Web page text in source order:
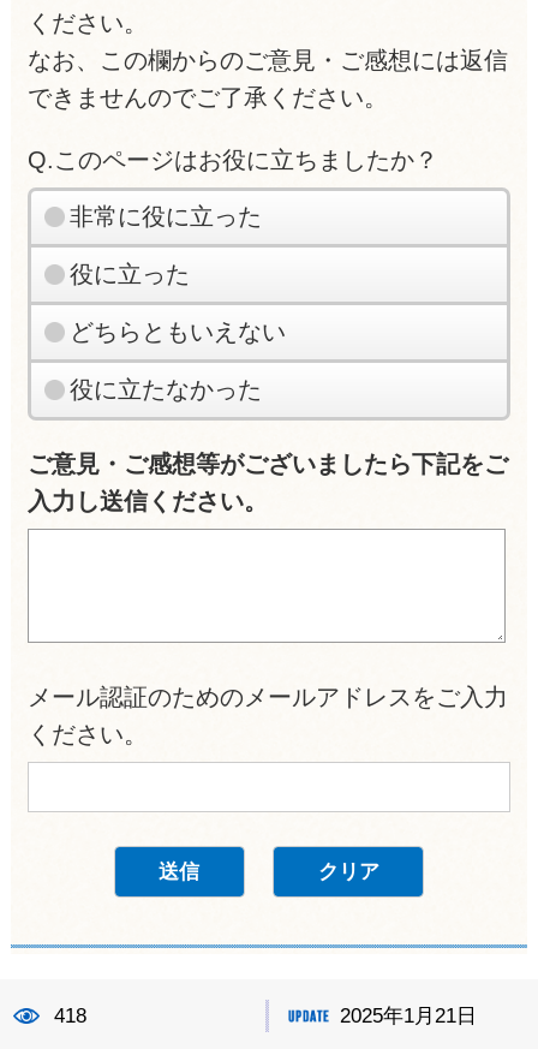
ください。
なお、この欄からのご意見・ご感想には返信
できませんのでご了承ください。
Q.このページはお役に立ちましたか？
非常に役に立った
役に立った
どちらともいえない
役に立たなかった
ご意見・ご感想等がございましたら下記をご
入力し送信ください。
メール認証のためのメールアドレスをご入力
ください。
418 2025年1月21日